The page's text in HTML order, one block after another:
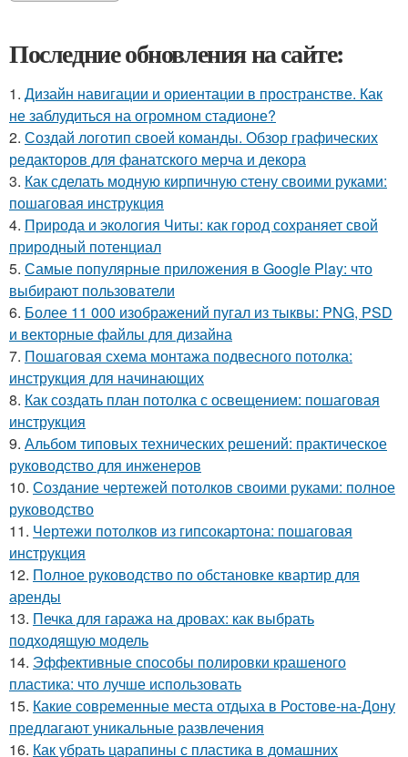
Последние обновления на сайте:
1. Дизайн навигации и ориентации в пространстве. Как
не заблудиться на огромном стадионе?
2. Создай логотип своей команды. Обзор графических
редакторов для фанатского мерча и декора
3. Как сделать модную кирпичную стену своими руками:
пошаговая инструкция
4. Природа и экология Читы: как город сохраняет свой
природный потенциал
5. Самые популярные приложения в Google Play: что
выбирают пользователи
6. Более 11 000 изображений пугал из тыквы: PNG, PSD
и векторные файлы для дизайна
7. Пошаговая схема монтажа подвесного потолка:
инструкция для начинающих
8. Как создать план потолка с освещением: пошаговая
инструкция
9. Альбом типовых технических решений: практическое
руководство для инженеров
10. Создание чертежей потолков своими руками: полное
руководство
11. Чертежи потолков из гипсокартона: пошаговая
инструкция
12. Полное руководство по обстановке квартир для
аренды
13. Печка для гаража на дровах: как выбрать
подходящую модель
14. Эффективные способы полировки крашеного
пластика: что лучше использовать
15. Какие современные места отдыха в Ростове-на-Дону
предлагают уникальные развлечения
16. Как убрать царапины с пластика в домашних